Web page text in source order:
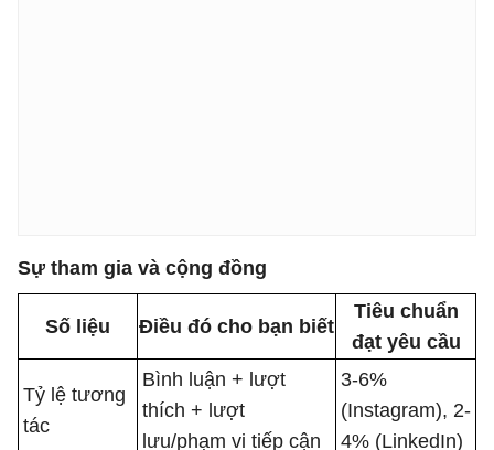
Sự tham gia và cộng đồng
Số liệu Điều đó cho bạn biết
Tiêu chuẩn
đạt yêu cầu
Tỷ lệ tương
tác
Bình luận + lượt
thích + lượt
lưu/phạm vi tiếp cận
3-6%
(Instagram), 2-
4% (LinkedIn)